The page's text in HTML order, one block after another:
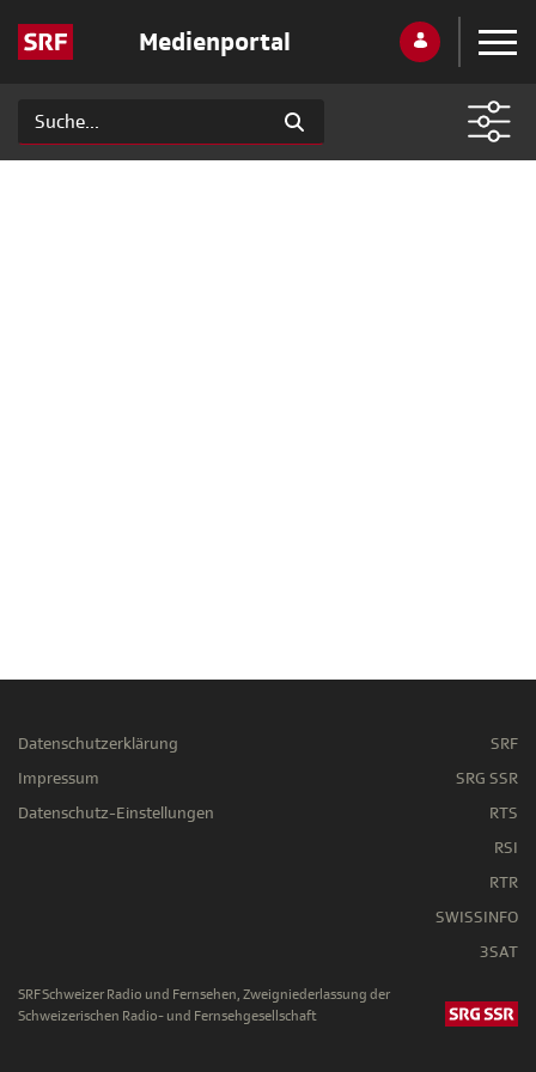
Medienportal
Datenschutzerklärung
Impressum
Datenschutz-Einstellungen
SRF
SRG SSR
RTS
RSI
RTR
SWISSINFO
3SAT
SRF Schweizer Radio und Fernsehen, Zweigniederlassung der
Schweizerischen Radio- und Fernsehgesellschaft